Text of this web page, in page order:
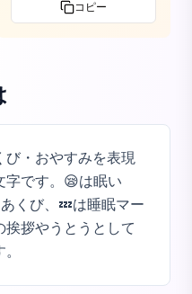
コピー
・おやすみを表現
字です。😪は眠い
くび、💤は睡眠マー
挨拶やうとうとして